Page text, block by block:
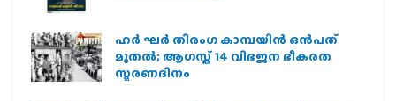
ഹര്‍ ഘര്‍ തിരംഗ കാമ്പയിന്‍ ഒന്‍പത്
മുതല്‍; ആഗസ്ത് 14 വിഭജന ഭീകരത
സ്മരണദിനം